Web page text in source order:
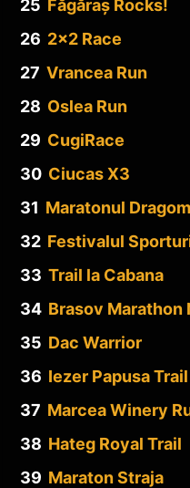
25 Făgăraș Rocks!
26 2×2 Race
27 Vrancea Run
28 Oslea Run
29 CugiRace
30 Ciucas X3
31 Maratonul
32 Festivalul
33 Trail la Cabana
34 Brasov Marathon
35 Dac Warrior
36 Iezer Papusa
37 Marcea Winery
38 Hateg Royal Trail
39 Maraton Straja